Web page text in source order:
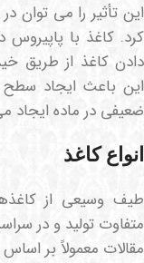
این تأثیر را می توان
کرد. کاغذ با پاپیروس
دادن کاغذ از طریق
این باعث ایجاد
ضعیفی در ماده ایجاد
انواع کاغذ
طیف وسیعی از
متفاوت تولید و در
مقالات معمولاً بر